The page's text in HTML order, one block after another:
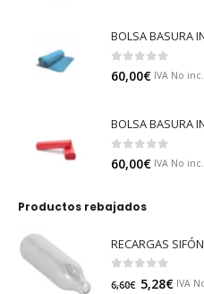
BOLSA BASURA
0out of 5
60,00€ IVA No inc.
BOLSA BASURA
0out of 5
60,00€ IVA No inc.
Productos rebajados
RECARGAS
out of 5
6,60€ 5,28€ IVA